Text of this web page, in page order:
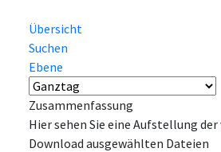
Übersicht
Suchen
Ebene
Zusammenfassung
Hier sehen Sie eine Aufstellung
Download ausgewählten Dateien